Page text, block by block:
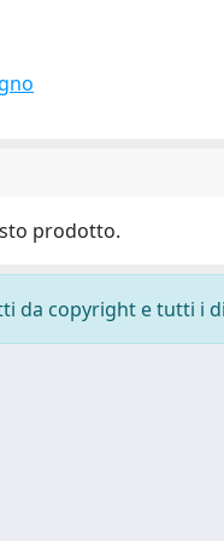
prodotto.
da copyright e tutti i